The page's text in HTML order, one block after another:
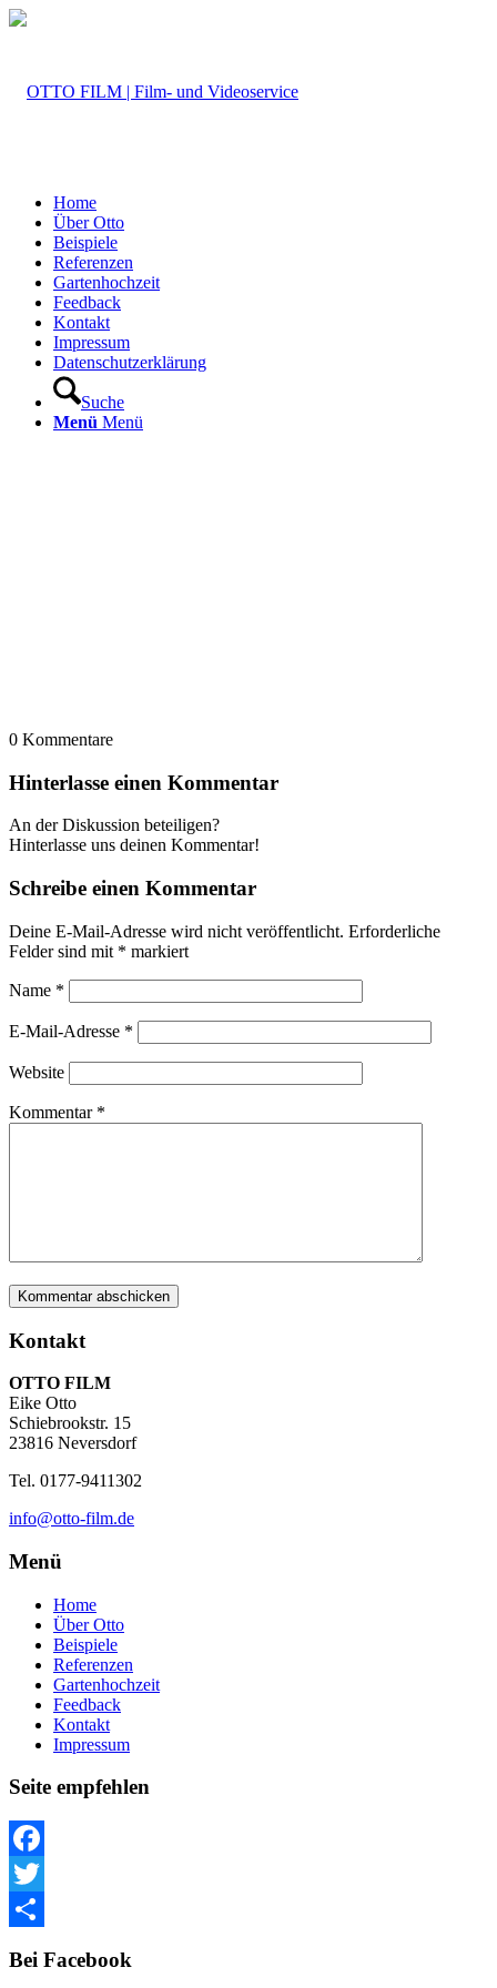
Home
Über Otto
Beispiele
Referenzen
Gartenhochzeit
Feedback
Kontakt
Impressum
Datenschutzerklärung
Suche
Menü Menü
0 Kommentare
Hinterlasse einen Kommentar
An der Diskussion beteiligen?
Hinterlasse uns deinen Kommentar!
Schreibe einen Kommentar
Deine E-Mail-Adresse wird nicht veröffentlicht. Erforderliche
Felder sind mit * markiert
Name *
E-Mail-Adresse *
Website
Kommentar *
Kontakt
OTTO FILM
Eike Otto
Schiebrookstr. 15
23816 Neversdorf
Tel. 0177-9411302
info@otto-film.de
Menü
Home
Über Otto
Beispiele
Referenzen
Gartenhochzeit
Feedback
Kontakt
Impressum
Seite empfehlen
Facebook
Twitter
Bei Facebook